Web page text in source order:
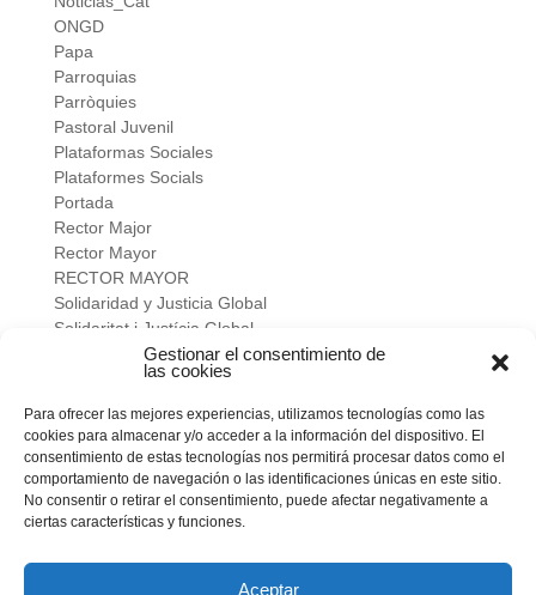
Gestionar el consentimiento de
las cookies
Para ofrecer las mejores experiencias, utilizamos tecnologías como las
cookies para almacenar y/o acceder a la información del dispositivo. El
consentimiento de estas tecnologías nos permitirá procesar datos como el
comportamiento de navegación o las identificaciones únicas en este sitio.
No consentir o retirar el consentimiento, puede afectar negativamente a
ciertas características y funciones.
Aceptar
ONGD
Papa
Parroquias
Parròquies
Pastoral Juvenil
Plataformas Sociales
Plataformes Socials
Portada
Rector Major
Rector Mayor
RECTOR MAYOR
Solidaridad y Justicia Global
Solidaritat i Justícia Global
verano salesiano
Vivir a fondo
Vocacional
Meta
Feed de entradas